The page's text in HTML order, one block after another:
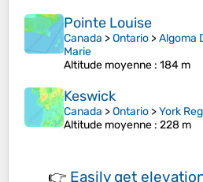
Pointe Louise
Canada >Ontario >Algoma
Marie
Altitude moyenne : 184 m
Keswick
Canada >Ontario >York
Altitude moyenne : 228 m
👉 Easily get